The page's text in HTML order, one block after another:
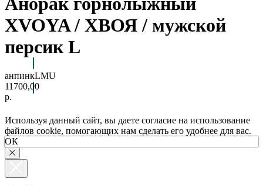
Arctic Point
XVOYA / ХВОЯ / мужской
персик L
анпинкLMU
11700,00
р.
Используя данный сайт, вы даете согласие на использование
файлов cookie, помогающих нам сделать его удобнее для вас.
ОК